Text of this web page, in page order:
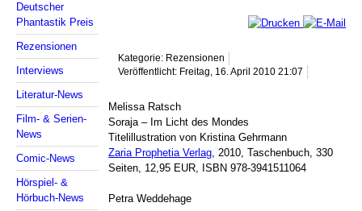
Deutscher
Phantastik Preis
Rezensionen
Interviews
Literatur-News
Film- & Serien-
News
Comic-News
Hörspiel- &
Hörbuch-News
Kategorie: Rezensionen
Veröffentlicht: Freitag, 16. April 2010 21:07
Melissa Ratsch
Soraja – Im Licht des Mondes
Titelillustration von Kristina Gehrmann
Zaria Prophetia Verlag , 2010, Taschenbuch, 330
Seiten, 12,95 EUR, ISBN 978-3941511064
Petra Weddehage